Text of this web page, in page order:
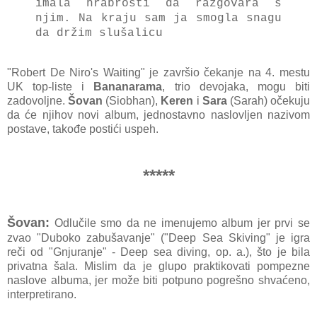
imala hrabrosti da razgovara s
njim. Na kraju sam ja smogla snagu
da držim slušalicu
"Robert De Niro's Waiting" je završio čekanje na 4. mestu
UK top-liste i
Bananarama, trio devojaka, mogu biti
zadovoljne.Šovan (Siobhan), Keren i Sara(Sarah) očekuju
da će njihov novi album, jednostavno naslovljen nazivom
postave, takođe postići uspeh.
*****
Šovan: Odlučile smo da ne imenujemo album jer prvi se
zvao "Duboko zabušavanje" ("Deep Sea Skiving" je igra
reči od "Gnjuranje" - Deep sea diving, op. a.), što je bila
privatna šala. Mislim da je glupo praktikovati pompezne
naslove albuma, jer može biti potpuno pogrešno shvaćeno,
interpretirano.